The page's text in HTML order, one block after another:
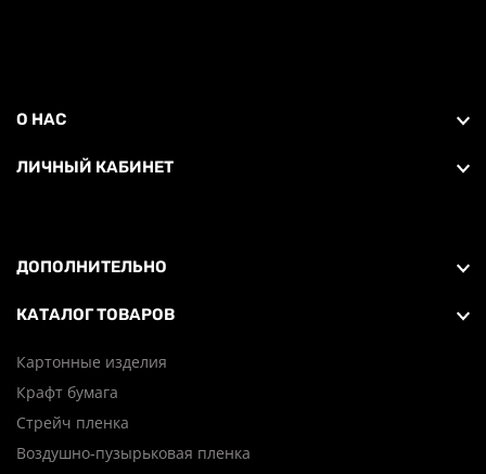
О НАС
ЛИЧНЫЙ КАБИНЕТ
ДОПОЛНИТЕЛЬНО
КАТАЛОГ ТОВАРОВ
Картонные изделия
Крафт бумага
Стрейч пленка
Воздушно-пузырьковая пленка